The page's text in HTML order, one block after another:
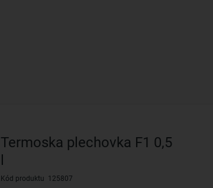
Termoska plechovka F1 0,5
Kód produktu 125807